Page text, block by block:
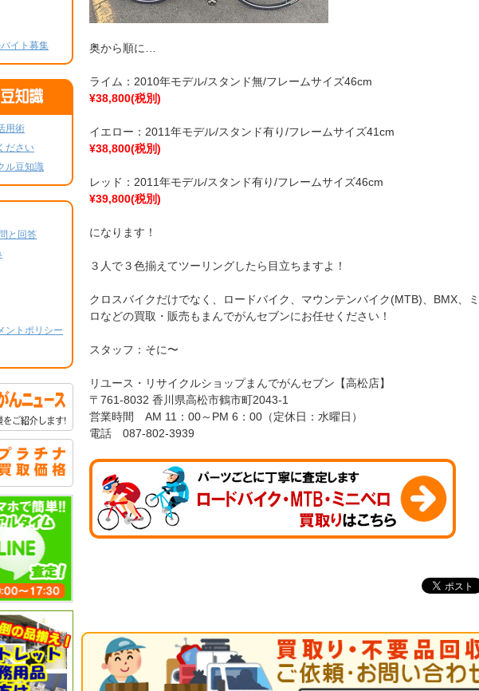
奥から順に…
ライム：2010年モデル/スタンド無/フレームサイズ46cm
¥38,800(税別)
イエロー：2011年モデル/スタンド有り/フレームサイズ41cm
¥38,800(税別)
レッド：2011年モデル/スタンド有り/フレームサイズ46cm
¥39,800(税別)
になります！
３人で３色揃えてツーリングしたら目立ちますよ！
クロスバイクだけでなく、ロードバイク、マウンテンバイク(MTB)、BMX、
ロなどの買取・販売もまんでがんセブンにお任せください！
スタッフ：そに〜
リユース・リサイクルショップまんでがんセブン【高松店】
〒761-8032 香川県高松市鶴市町2043-1
営業時間 AM 11：00～PM 6：00（定休日：水曜日）
電話 087-802-3939
イト募集
用術
ださい
ル豆知識
と回答
ントポリシー